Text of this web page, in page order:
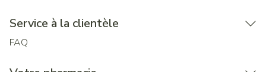
Service à la clientèle
FAQ